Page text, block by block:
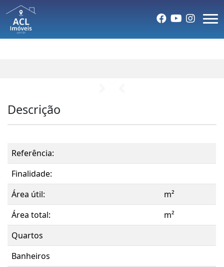
Descrição
Referência:
Finalidade:
Área útil:
m²
Área total:
m²
Quartos
Banheiros